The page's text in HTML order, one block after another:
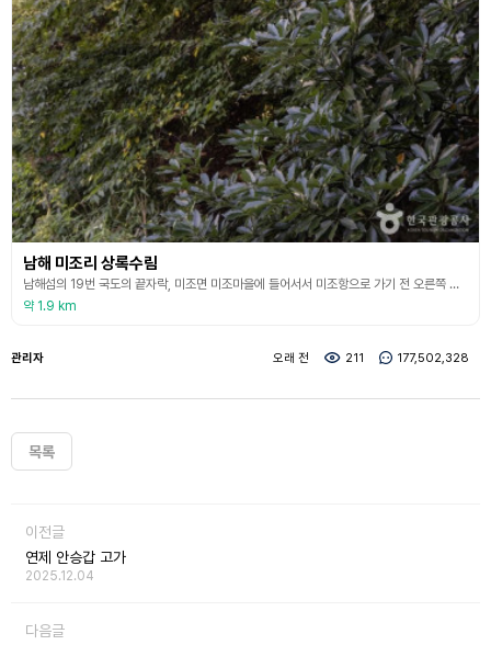
남해 미조리 상록수림
남해섬의 19번 국도의 끝자락, 미조면 미조마을에 들어서서 미조항으로 가기 전 오른쪽 언덕에는 울창한 상록수림이 있다. 낮에도 숲속에서는 햇빛을 보기 어렵다는 미조 상록수림이 조성된 동기는 마을의 해풍을 막기 위해 방풍림으로 조성된 어부림이다. 낙엽수 밑으로 후박나무, 돈나무, 사스레피나무 등이 자라고 있고 바닥에는 자금우가 많다. 낙엽 활엽수로는 느티나무, 팽나무, 말채나무, 소사나무, 돌백나무, 쉬나무, 이팝나무가 자라고 사이사이에 조룩싸리, 생강나
약 1.9 km
관리자 오래 전 211 177,502,328
목록
이전글
연제 안승갑 고가
2025.12.04
다음글